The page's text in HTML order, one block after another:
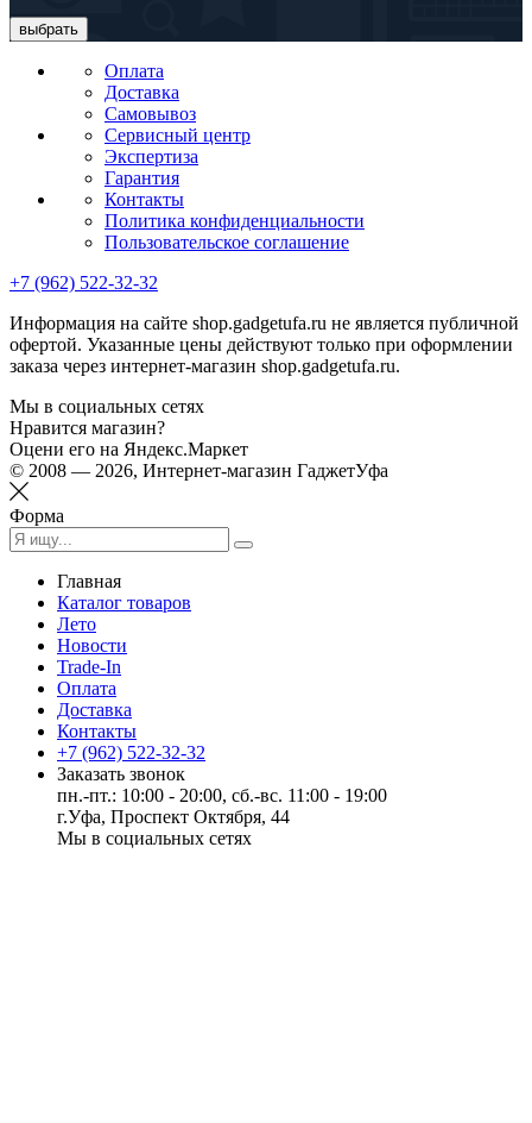
выбрать
Оплата
Доставка
Самовывоз
Сервисный центр
Экспертиза
Гарантия
Контакты
Политика конфиденциальности
Пользовательское соглашение
+7 (962) 522-32-32
Информация на сайте shop.gadgetufa.ru не является публичной
офертой. Указанные цены действуют только при оформлении
заказа через интернет-магазин shop.gadgetufa.ru.
Мы в социальных сетях
Нравится магазин?
Оцени его на Яндекс.Маркет
© 2008 — 2026, Интернет-магазин ГаджетУфа
Форма
Главная
Каталог товаров
Лето
Новости
Trade-In
Оплата
Доставка
Контакты
+7 (962) 522-32-32
Заказать звонок
пн.-пт.: 10:00 - 20:00, сб.-вс. 11:00 - 19:00
г.Уфа, Проспект Октября, 44
Мы в социальных сетях